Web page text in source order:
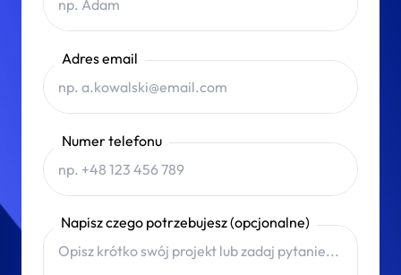
Adres email
Numer telefonu
Napisz czego potrzebujesz (opcjonalne)